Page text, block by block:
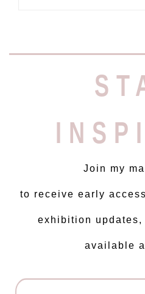
Join my
to receive early
exhibition updates,
available